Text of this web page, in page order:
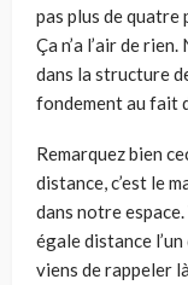
pas plus de quatre
Ça n’a l’air de
dans la structure
fondement au fait
Remarquez bien
distance, c’est le
dans notre
égale distance
viens de rappeler